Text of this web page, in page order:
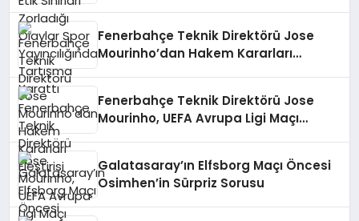
Fenerbahçe Teknik Direktörü Jose
Mourinho’dan Hakem Kararları
Fenerbahçe Teknik Direktörü Jose
Mourinho, UEFA Avrupa Ligi Maçı
Galatasaray’ın Elfsborg Maçı Öncesi
Osimhen’in Sürpriz Sorusu